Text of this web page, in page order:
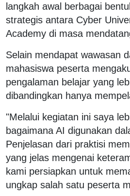
langkah awal berbagai
strategis antara Cyber
Academy di masa
Selain mendapat wawasan
mahasiswa peserta
pengalaman belajar yang
dibandingkan hanya
"Melalui kegiatan ini saya
bagaimana AI digunakan
Penjelasan dari praktisi
yang jelas mengenai
kami persiapkan untuk
ungkap salah satu peserta